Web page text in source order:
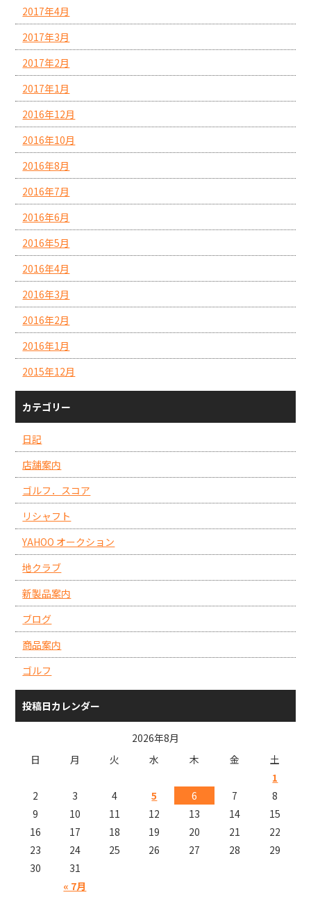
2017年4月
2017年3月
2017年2月
2017年1月
2016年12月
2016年10月
2016年8月
2016年7月
2016年6月
2016年5月
2016年4月
2016年3月
2016年2月
2016年1月
2015年12月
カテゴリー
日記
店舗案内
ゴルフ．スコア
リシャフト
YAHOO オークション
地クラブ
新製品案内
ブログ
商品案内
ゴルフ
投稿日カレンダー
2026年8月
日
月 火 水 木 金 土
« 7月
1
2
3 4 5 6 7
8
9
10 11 12 13 14
15
16
17 18 19 20 21
22
23
24 25 26 27 28
29
30
31